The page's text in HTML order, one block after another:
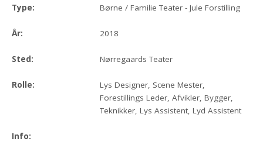
Type: Børne / Familie Teater - Jule Forstilling
År: 2018
Sted: Nørregaards Teater
Rolle:
Lys Designer, Scene Mester,
Forestillings Leder, Afvikler, Bygger,
Teknikker, Lys Assistent, Lyd Assistent
Info: